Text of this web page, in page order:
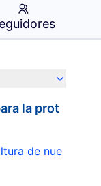
la prot
de nue